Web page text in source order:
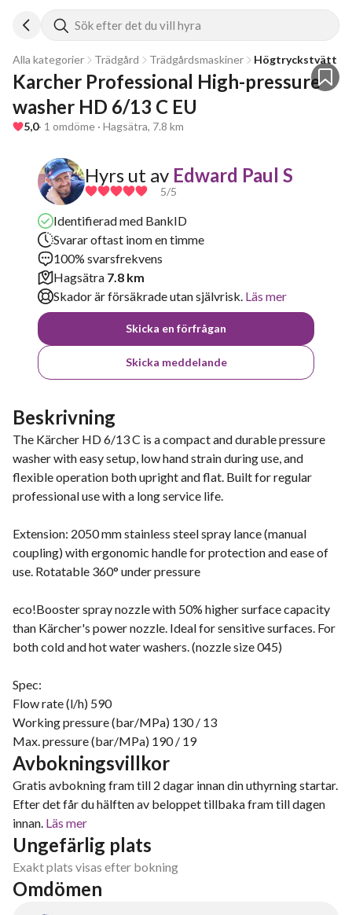
Sök efter det du vill hyra
Alla kategorier Trädgård Trädgårdsmaskiner Högtryckstvätt
Karcher Professional High-pressure
washer HD 6/13 C EU
5,0· 1 omdöme · Hagsätra, 7.8 km
Hyrs ut av Edward Paul S
5/5
Identifierad med BankID
Svarar oftast inom en timme
100% svarsfrekvens
Hagsätra 7.8 km
Skador är försäkrade utan självrisk. Läs mer
Skicka en förfrågan
Skicka meddelande
Beskrivning
The Kärcher HD 6/13 C is a compact and durable pressure
washer with easy setup, low hand strain during use, and
flexible operation both upright and flat. Built for regular
professional use with a long service life.
Extension: 2050 mm stainless steel spray lance (manual
coupling) with ergonomic handle for protection and ease of
use. Rotatable 360° under pressure
eco!Booster spray nozzle with 50% higher surface capacity
than Kärcher's power nozzle. Ideal for sensitive surfaces. For
both cold and hot water washers. (nozzle size 045)
Spec:
Flow rate (l/h) 590
Working pressure (bar/MPa) 130 / 13
Max. pressure (bar/MPa) 190 / 19
Avbokningsvillkor
Gratis avbokning fram till 2 dagar innan din uthyrning startar.
Efter det får du hälften av beloppet tillbaka fram till dagen
innan. Läs mer
Ungefärlig plats
Exakt plats visas efter bokning
Omdömen